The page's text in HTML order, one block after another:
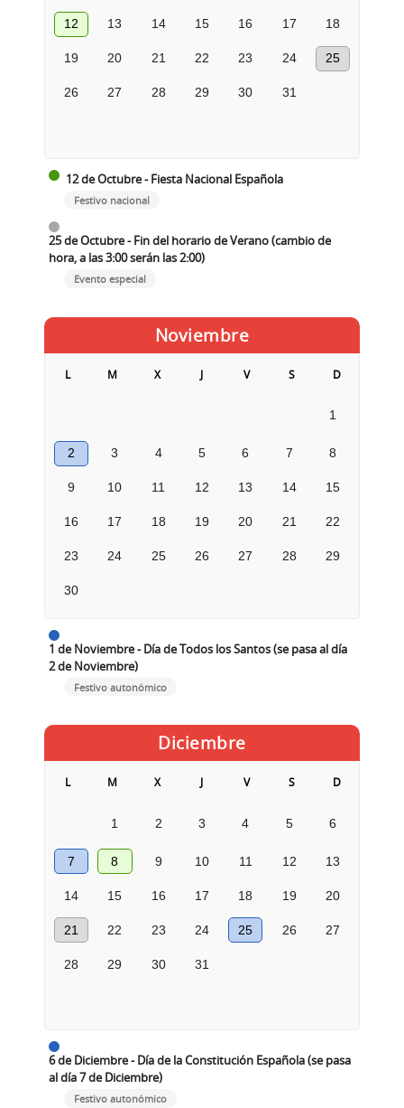
12 13 14 15 16 17 18
19 20 21 22 23 24 25
26 27 28 29 30 31
12 de Octubre - Fiesta Nacional Española
Festivo nacional
25 de Octubre - Fin del horario de Verano (cambio de
hora, a las 3:00 serán las 2:00)
Evento especial
Noviembre
L M X J V S D
1
2 3 4 5 6 7 8
9 10 11 12 13 14 15
16 17 18 19 20 21 22
23 24 25 26 27 28 29
30
1 de Noviembre - Día de Todos los Santos (se pasa al día
2 de Noviembre)
Festivo autonómico
Diciembre
L M X J V S D
1 2 3 4 5 6
7 8 9 10 11 12 13
14 15 16 17 18 19 20
21 22 23 24 25 26 27
28 29 30 31
6 de Diciembre - Día de la Constitución Española (se pasa
al día 7 de Diciembre)
Festivo autonómico